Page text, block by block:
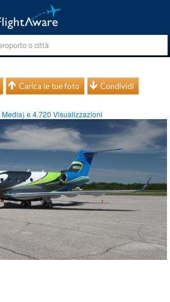
Carica le tue foto Condividi
Media) e4.720 Visualizzazioni